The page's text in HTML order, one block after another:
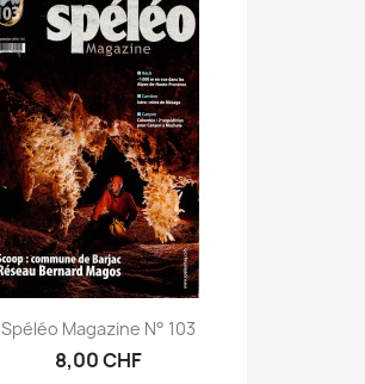
Spéléo Magazine N° 103
8,00 CHF